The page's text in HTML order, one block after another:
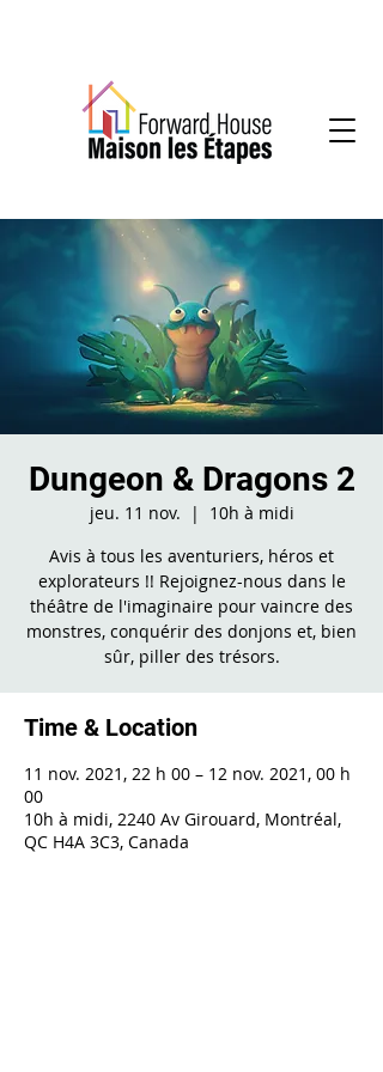
Dungeon & Dragons 2
jeu. 11 nov.
  |
10h à midi
Avis à tous les aventuriers, héros et
explorateurs !! Rejoignez-nous dans le
théâtre de l'imaginaire pour vaincre des
monstres, conquérir des donjons et, bien
sûr, piller des trésors.
Time & Location
11 nov. 2021, 22 h 00 – 12 nov. 2021, 00 h
00
10h à midi, 2240 Av Girouard, Montréal,
QC H4A 3C3, Canada